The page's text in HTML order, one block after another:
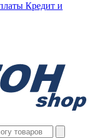
Кредит и